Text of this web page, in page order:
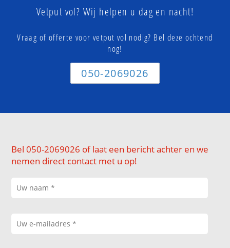
Vetput vol? Wij helpen u dag en nacht!
Vraag of offerte voor vetput vol nodig? Bel deze ochtend
nog!
050-2069026
Bel 050-2069026 of laat een bericht achter en we
nemen direct contact met u op!